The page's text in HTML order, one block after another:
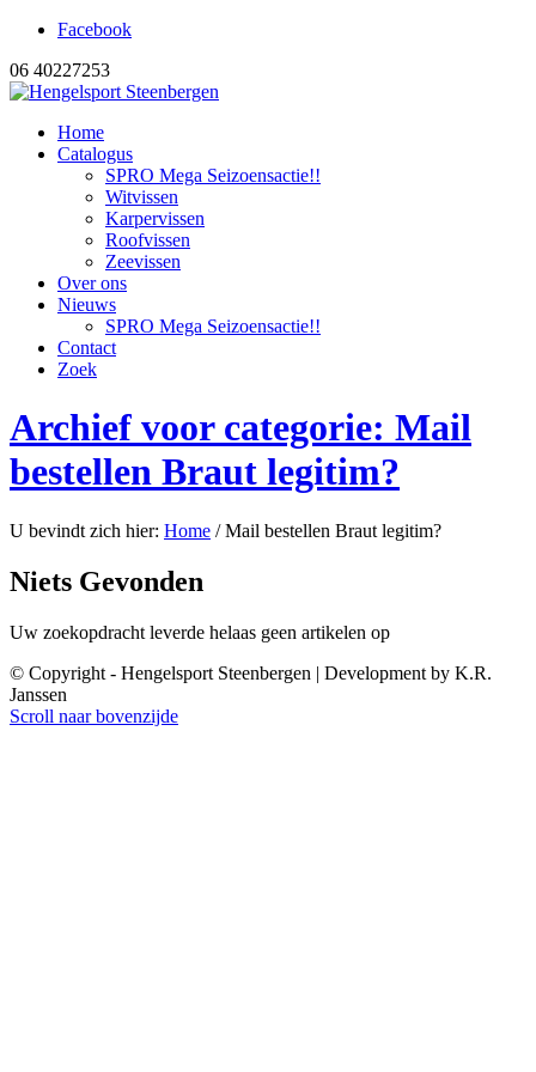
Facebook
06 40227253
Home
Catalogus
SPRO Mega Seizoensactie!!
Witvissen
Karpervissen
Roofvissen
Zeevissen
Over ons
Nieuws
SPRO Mega Seizoensactie!!
Contact
Zoek
Archief voor categorie: Mail
bestellen Braut legitim?
U bevindt zich hier: Home / Mail bestellen Braut legitim?
Niets Gevonden
Uw zoekopdracht leverde helaas geen artikelen op
© Copyright - Hengelsport Steenbergen | Development by K.R.
Janssen
Scroll naar bovenzijde